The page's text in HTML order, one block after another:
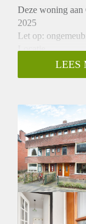
Deze woning aan
2025
Let op:
Locatie
De woning is
diverse
openbaar vervoer.
Indeling
Bij binnenkomst
begane grond.
toegang tot de
badkamer,
twee ruime
woonoppervlakte
Huurprijs
LEES